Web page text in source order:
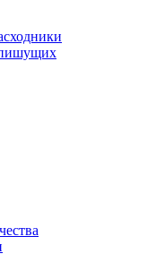
пишущих